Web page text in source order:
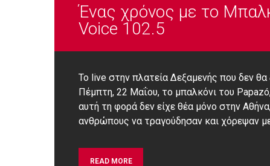
Ένας χρόνος με το
Voice 102.5
Το live στην πλατεία Δεξαμενής που δεν
Πέμπτη, 22 Μαΐου, το μπαλκόνι του
αυτή τη φορά δεν είχε θέα μόνο στην
ανθρώπους να τραγούδησαν και χόρεψαν
READ MORE